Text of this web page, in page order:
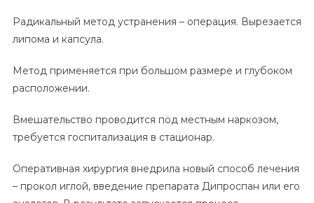
Радикальный метод устранения – операция. Вырезается
липома и капсула.
Метод применяется при большом размере и глубоком
расположении.
Вмешательство проводится под местным наркозом,
требуется госпитализация в стационар.
Оперативная хирургия внедрила новый способ лечения
– прокол иглой, введение препарата Дипроспан или его